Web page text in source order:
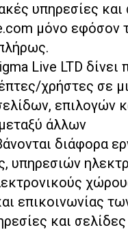
υπηρεσίες και
μόνο εφόσον
Live LTD
χρήστες σε
επιλογών
άλλων
διάφορα
υπηρεσιών
επικοινωνίας
και σελίδες